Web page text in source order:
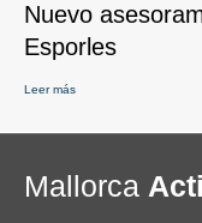
Nuevo
Esporles
Leer más
Mallorca